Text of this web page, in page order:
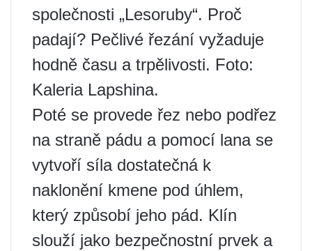
společnosti „Lesoruby“. Proč
padají? Pečlivé řezání vyžaduje
hodně času a trpělivosti. Foto:
Kaleria Lapshina.
Poté se provede řez nebo podřez
na straně pádu a pomocí lana se
vytvoří síla dostatečná k
naklonění kmene pod úhlem,
který způsobí jeho pád. Klín
slouží jako bezpečnostní prvek a